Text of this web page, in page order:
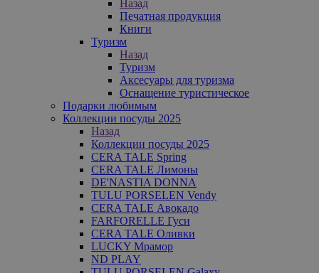
Назад
Печатная продукция
Книги
Туризм
Назад
Туризм
Аксесуары для туризма
Оснащение туристическое
Подарки любимым
Коллекции посуды 2025
Назад
Коллекции посуды 2025
CERA TALE Spring
CERA TALE Лимоны
DE'NASTIA DONNA
TULU PORSELEN Vendy
CERA TALE Авокадо
FARFORELLE Гуси
CERA TALE Оливки
LUCKY Мрамор
ND PLAY